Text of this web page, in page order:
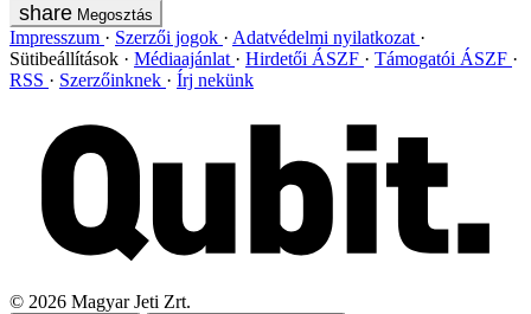
Megosztás
Impresszum Szerzői jogok
Adatvédelmi nyilatkozat
Sütibeállítások
Médiaajánlat Hirdetői ÁSZF
Támogatói ÁSZF
RSS
Szerzőinknek Írj nekünk
© 2026 Magyar Jeti Zrt.